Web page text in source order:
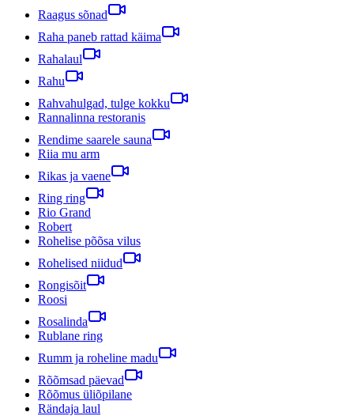
Raagus sõnad
Raha paneb rattad käima
Rahalaul
Rahu
Rahvahulgad, tulge kokku
Rannalinna restoranis
Rendime saarele sauna
Riia mu arm
Rikas ja vaene
Ring ring
Rio Grand
Robert
Rohelise põõsa vilus
Rohelised niidud
Rongisõit
Roosi
Rosalinda
Rublane ring
Rumm ja roheline madu
Rõõmsad päevad
Rõõmus üliõpilane
Rändaja laul